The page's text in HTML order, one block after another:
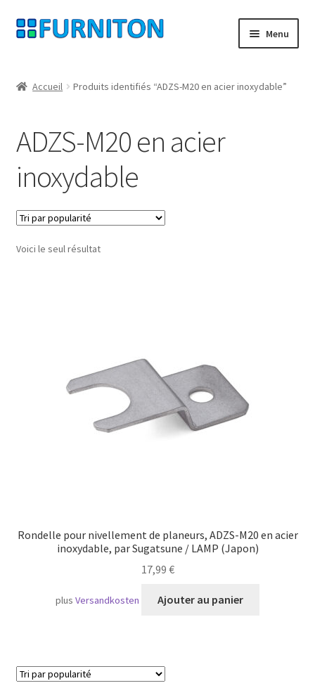
Aller
à
navigation
Aller
au
Menu
Protection des données
Droit de rétractation
Contact
Mentions légales
Accueil Produits identifiés “ADZS-M20 en acier inoxydable”
ADZS-M20 en acier
inoxydable
Voici le seul résultat
Rondelle pour nivellement de planeurs, ADZS-M20 en acier
inoxydable, par Sugatsune / LAMP (Japon)
17,99 €
plusVersandkosten Ajouter au panier